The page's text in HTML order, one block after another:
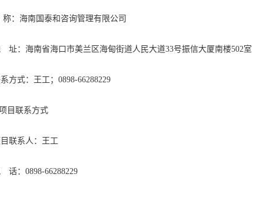
称：海南国泰和咨询管理有限公司
址：海南省海口市美兰区海甸街道人民大道33号振
系方式：王工；0898-66288229
目联系方式
联系人：王工
话：0898-66288229